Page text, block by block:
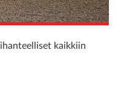
kaikkiin